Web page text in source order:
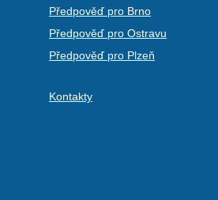
Předpověď pro Brno
Předpověď pro Ostravu
Předpověď pro Plzeň
Kontakty